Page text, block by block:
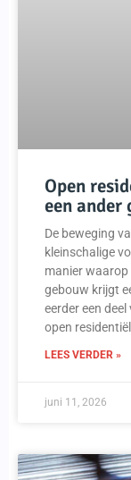
Open
een ander
De beweging
kleinschalige
manier
gebouw krijgt
eerder een
open
LEES VERDER »
juni 11, 2026